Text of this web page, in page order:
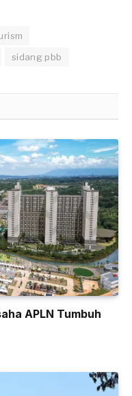
sidang pbb
APLN Tumbuh